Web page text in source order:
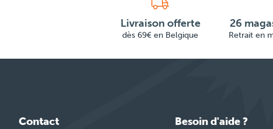
Livraison offerte
dès 69€ en Belgique
26
Retrait en
Contact Besoin d'aide ?